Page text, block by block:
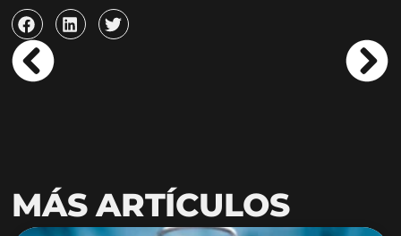
MÁS ARTÍCULOS